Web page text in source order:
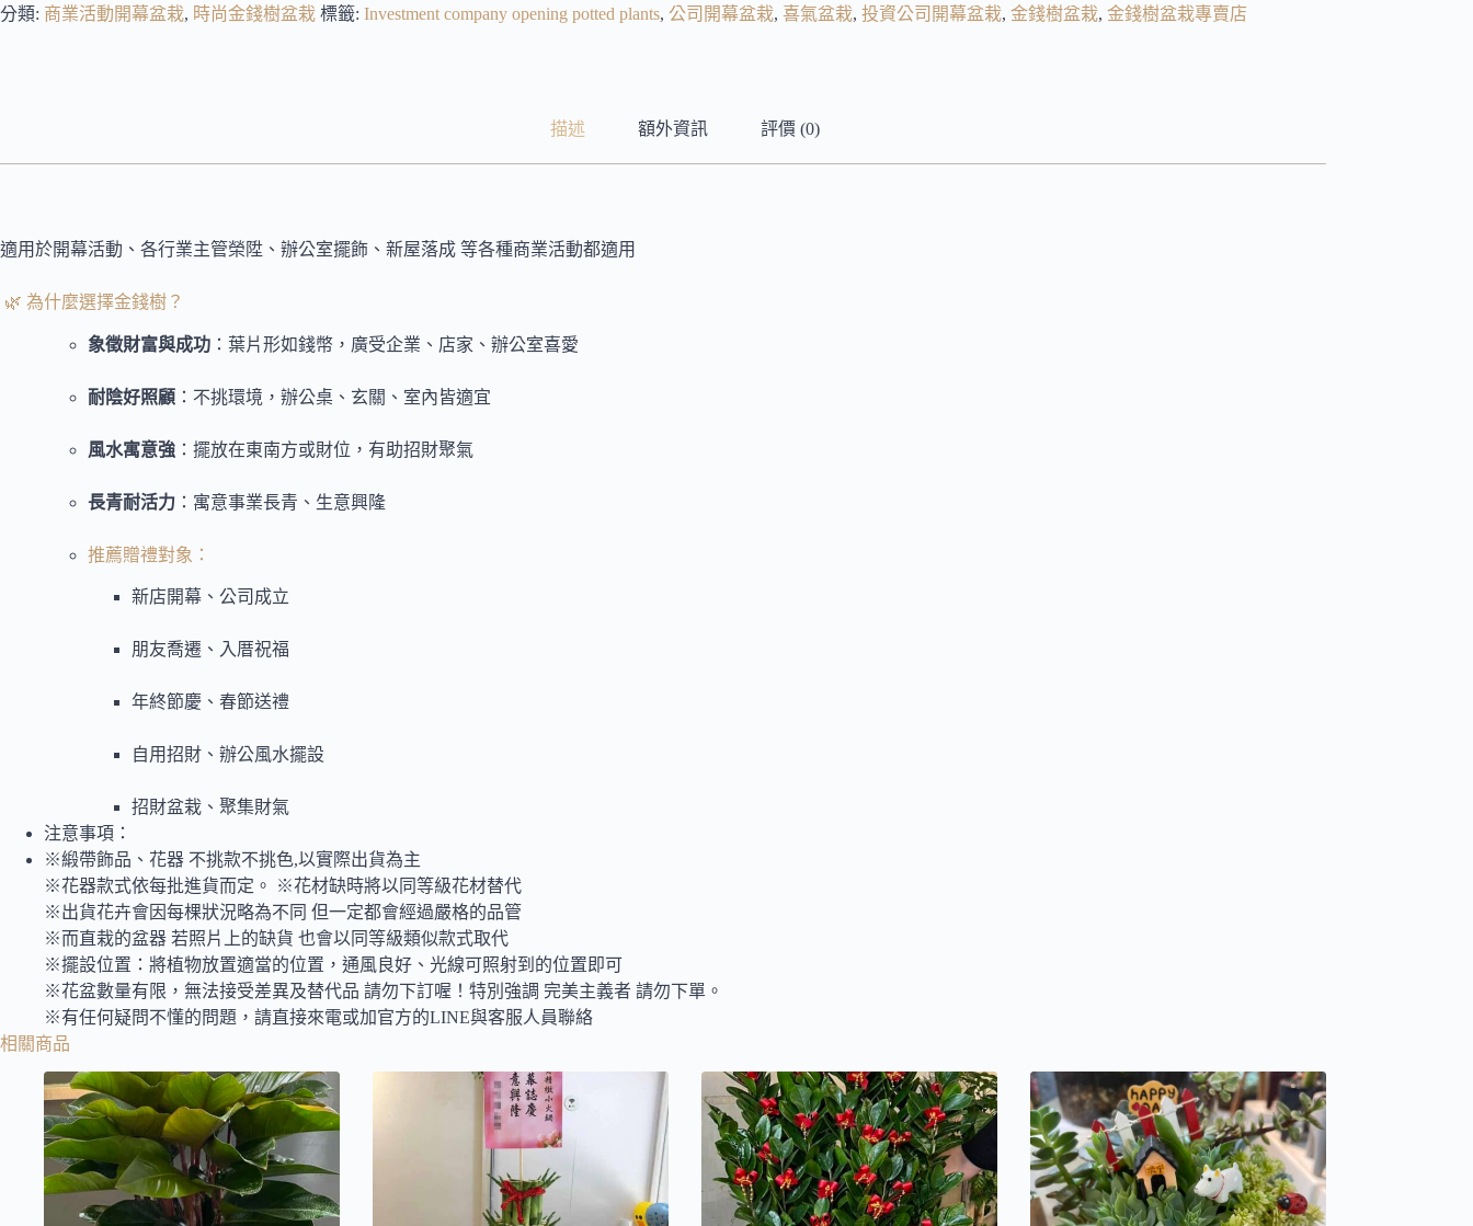
分類: 商業活動開幕盆栽, 時尚金錢樹盆栽 標籤: Investment company opening potted plants, 公司開幕盆栽, 喜氣盆栽, 投資公司開幕盆栽, 金錢樹盆栽, 金錢樹盆栽專賣店
描述 額外資訊 評價 (0)
適用於開幕活動、各行業主管榮陞、辦公室擺飾、新屋落成 等各種商業活動都適用
🌿 為什麼選擇金錢樹？
象徵財富與成功 ：葉片形如錢幣，廣受企業、店家、辦公室喜愛
耐陰好照顧 ：不挑環境，辦公桌、玄關、室內皆適宜
風水寓意強 ：擺放在東南方或財位，有助招財聚氣
長青耐活力 ：寓意事業長青、生意興隆
推薦贈禮對象：
新店開幕、公司成立
朋友喬遷、入厝祝福
年終節慶、春節送禮
自用招財、辦公風水擺設
招財盆栽、聚集財氣
注意事項：
※緞帶飾品、花器 不挑款不挑色,以實際出貨為主
※花器款式依每批進貨而定。 ※花材缺時將以同等級花材替代
※出貨花卉會因每棵狀況略為不同 但一定都會經過嚴格的品管
※而直栽的盆器 若照片上的缺貨 也會以同等級類似款式取代
※擺設位置：將植物放置適當的位置，通風良好、光線可照射到的位置即可
※花盆數量有限，無法接受差異及替代品 請勿下訂喔！特別強調 完美主義者 請勿下單。
※有任何疑問不懂的問題，請直接來電或加官方的LINE與客服人員聯絡
相關商品